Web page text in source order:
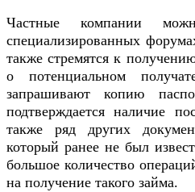
Частные компании
специализированных
также стремятся к
о потенциальном
запрашивают копию
подтверждается наличие
также ряд других
который ранее не был
большое количество
на получение такого займа.